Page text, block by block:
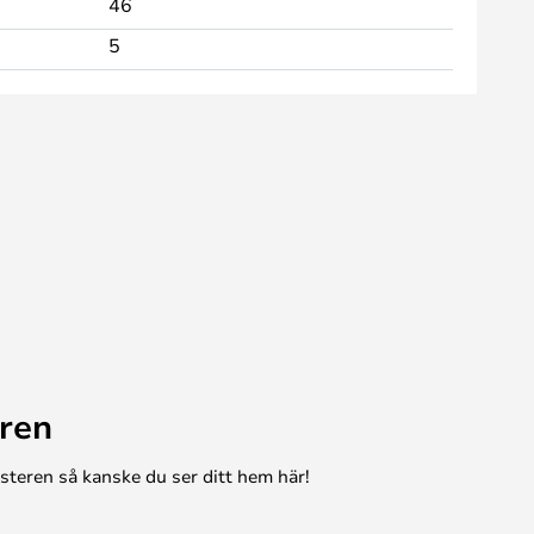
5
så kanske du ser ditt hem här!